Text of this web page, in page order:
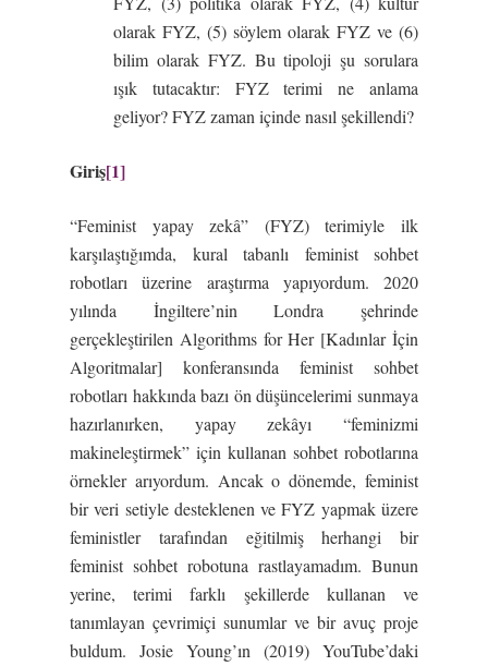
olarak FYZ, (5) söylem olarak FYZ ve (6)
bilim olarak FYZ. Bu tipoloji şu sorulara
ışık tutacaktır: FYZ terimi ne anlama
geliyor? FYZ zaman içinde nasıl şekillendi?
Giriş[1]
“Feminist yapay zekâ” (FYZ) terimiyle ilk
karşılaştığımda, kural tabanlı feminist sohbet
robotları üzerine araştırma yapıyordum. 2020
yılında İngiltere’nin Londra şehrinde
gerçekleştirilen Algorithms for Her [Kadınlar İçin
Algoritmalar] konferansında feminist sohbet
robotları hakkında bazı ön düşüncelerimi sunmaya
hazırlanırken, yapay zekâyı “feminizmi
makineleştirmek” için kullanan sohbet robotlarına
örnekler arıyordum. Ancak o dönemde, feminist
bir veri setiyle desteklenen ve FYZ yapmak üzere
feministler tarafından eğitilmiş herhangi bir
feminist sohbet robotuna rastlayamadım. Bunun
yerine, terimi farklı şekillerde kullanan ve
tanımlayan çevrimiçi sunumlar ve bir avuç proje
buldum. Josie Young’ın (2019) YouTube’daki